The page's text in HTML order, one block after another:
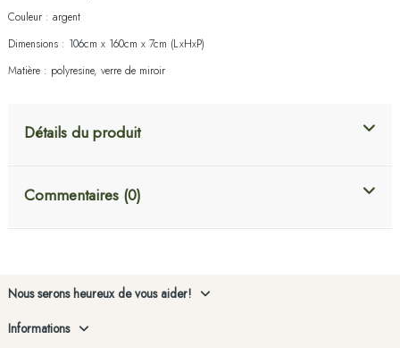
Couleur : argent
Dimensions : 106cm x 160cm x 7cm (LxHxP)
Matière : polyresine, verre de miroir
Détails du produit
Commentaires (0)
Nous serons heureux de vous aider!
Informations